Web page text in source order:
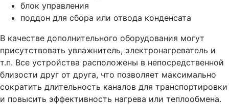
блок управления
поддон для сбора или отвода конденсата
В качестве дополнительного оборудования могут
присутствовать увлажнитель, электронагреватель и
т.п. Все устройства расположены в непосредственной
близости друг от друга, что позволяет максимально
сократить длительность каналов для транспортировки
и повысить эффективность нагрева или теплообмена.